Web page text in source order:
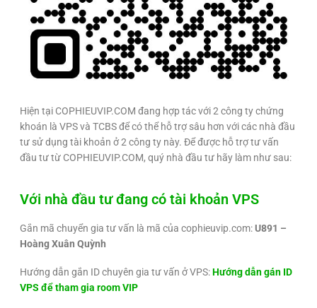
Hiện tại COPHIEUVIP.COM đang hợp tác với 2 công ty chứng
khoán là VPS và TCBS để có thể hỗ trợ sâu hơn với các nhà đầu
tư sử dụng tài khoản ở 2 công ty này. Để được hỗ trợ tư vấn
đầu tư từ COPHIEUVIP.COM, quý nhà đầu tư hãy làm như sau:
Với nhà đầu tư đang có tài khoản VPS
Gắn mã chuyển gia tư vấn là mã của cophieuvip.com:U891 –
Hoàng Xuân Quỳnh
Hướng dẫn gắn ID chuyên gia tư vấn ở VPS:Hướng dẫn gán ID
VPS để tham gia room VIP